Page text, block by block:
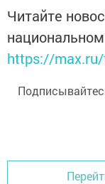
Читайте
https://